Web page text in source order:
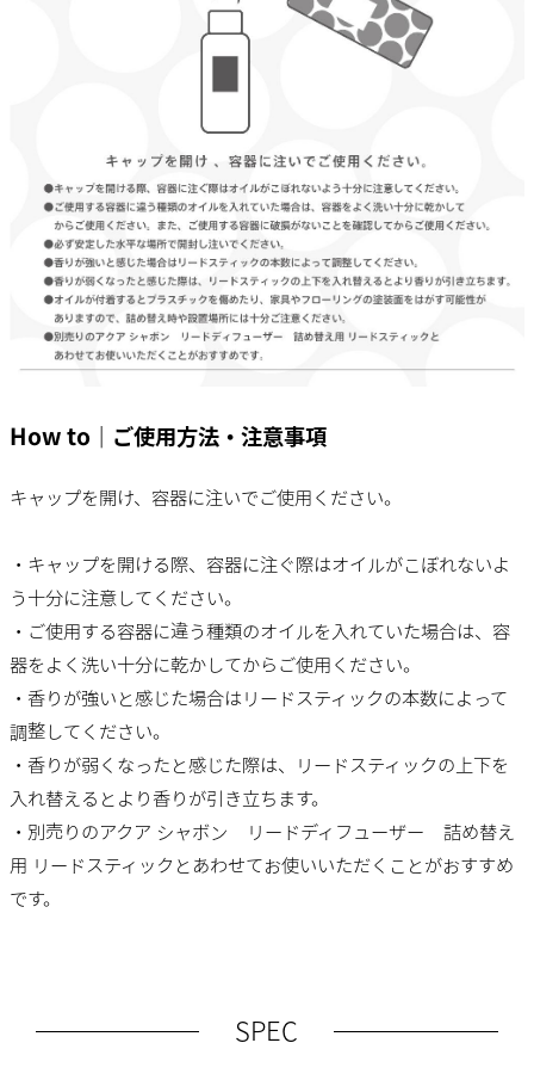
How to｜ご使用方法・注意事項
キャップを開け、容器に注いでご使用ください。
・キャップを開ける際、容器に注ぐ際はオイルがこぼれないよ
う十分に注意してください。
・ご使用する容器に違う種類のオイルを入れていた場合は、容
器をよく洗い十分に乾かしてからご使用ください。
・香りが強いと感じた場合はリードスティックの本数によって
調整してください。
・香りが弱くなったと感じた際は、リードスティックの上下を
入れ替えるとより香りが引き立ちます。
・別売りのアクア シャボン リードディフューザー 詰め替え
用 リードスティックとあわせてお使いいただくことがおすすめ
です。
SPEC